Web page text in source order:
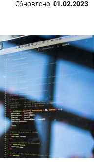
Обновлено: 01.02.2023